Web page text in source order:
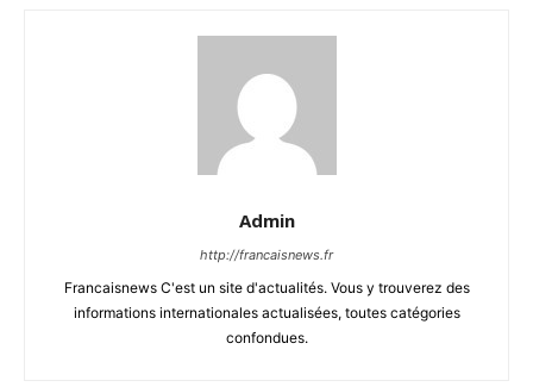
Admin
http://francaisnews.fr
Francaisnews C'est un site d'actualités. Vous y trouverez des
informations internationales actualisées, toutes catégories
confondues.